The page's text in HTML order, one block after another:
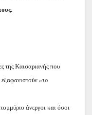
της Καισαριανής που
εξαφανιστούν «τα
άνεργοι και όσοι